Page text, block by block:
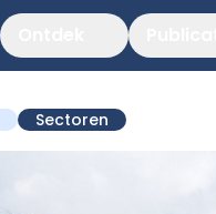
Sectoren